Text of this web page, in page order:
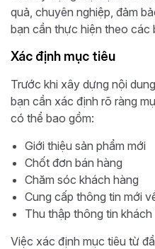
quả, chuyên nghiệp, đảm
bạn cần thực hiện theo các
Xác định mục tiêu
Trước khi xây dựng nội
bạn cần xác định rõ ràng
có thể bao gồm:
Giới thiệu sản phẩm mới
Chốt đơn bán hàng
Chăm sóc khách hàng
Cung cấp thông tin mới
Thu thập thông tin khách
Việc xác định mục tiêu từ